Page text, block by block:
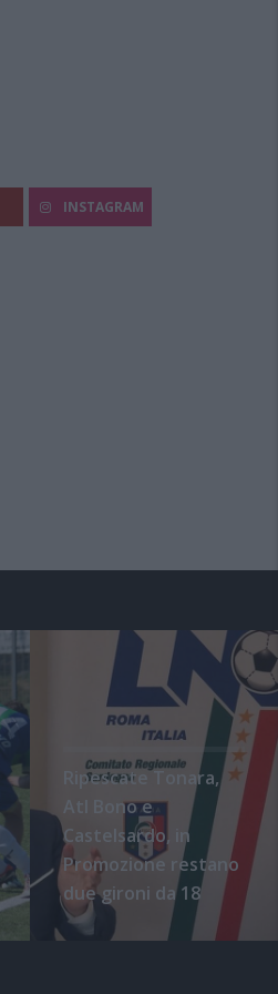
INSTAGRAM
Ripescate Tonara,
Atl Bono e
Castelsardo, in
Promozione restano
due gironi da 18